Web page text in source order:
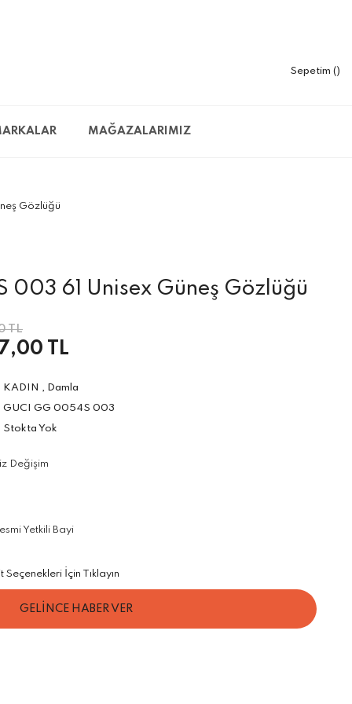
Sepetim
MAĞAZALARIMIZ
Gözlüğü
003 61 Unisex Güneş Gözlüğü
TL
TL
KADIN , Damla
GUCI GG 0054S 003
Stokta Yok
Değişim
Yetkili Bayi
İçin Tıklayın
GELİNCE HABER VER